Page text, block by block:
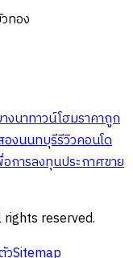
ทอง
งนาทาวน์โฮมราคาถูก
องนนทบุรีรีวิวคอนโด
อการลงทุนประกาศขาย
rights reserved.
วSitemap